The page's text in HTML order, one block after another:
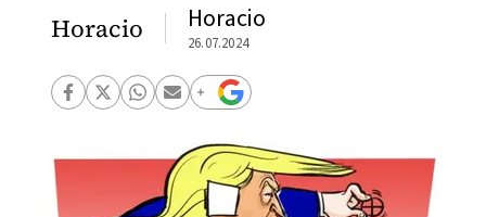
Horacio Horacio
26.07.2024